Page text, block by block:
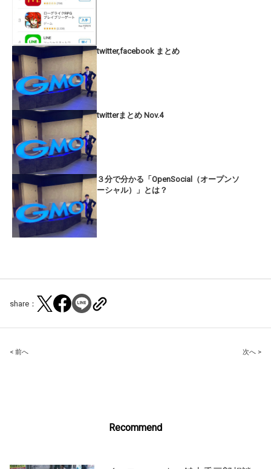
twitter,facebook まとめ
twitterまとめ Nov.4
３分で分かる「OpenSocial（オープンソ
ーシャル）」とは？
share：
Post
< 前へ 次へ >
Recommend